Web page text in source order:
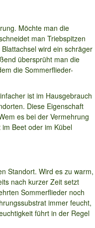
Möchte man die
man Triebspitzen
wird ein schräger
übersprüht man die
die Sommerflieder-
ist im Hausgebrauch
Diese Eigenschaft
es bei der Vermehrung
Beet oder im Kübel
Standort. Wird es zu warm,
nach kurzer Zeit setzt
Sommerflieder noch
immer feucht,
führt in der Regel